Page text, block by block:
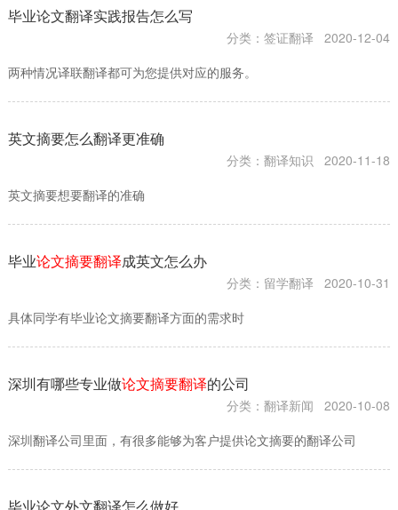
毕业论文翻译实践报告怎么写
分类：签证翻译
2020-12-04
两种情况译联翻译都可为您提供对应的服务。
英文摘要怎么翻译更准确
分类：翻译知识
2020-11-18
英文摘要想要翻译的准确
毕业论文摘要翻译成英文怎么办
分类：留学翻译
2020-10-31
具体同学有毕业论文摘要翻译方面的需求时
深圳有哪些专业做论文摘要翻译的公司
分类：翻译新闻
2020-10-08
深圳翻译公司​里面，有很多能够为客户提供论文摘要的翻译公司